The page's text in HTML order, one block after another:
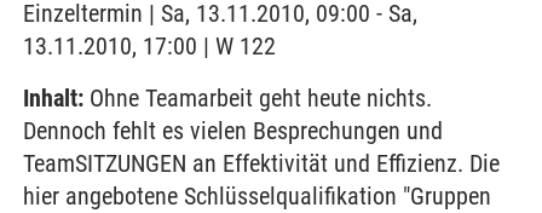
Einzeltermin | Sa, 13.11.2010, 09:00 - Sa,
13.11.2010, 17:00 | W 122
Inhalt: Ohne Teamarbeit geht heute nichts.
Dennoch fehlt es vielen Besprechungen und
TeamSITZUNGEN an Effektivität und Effizienz. Die
hier angebotene Schlüsselqualifikation "Gruppen